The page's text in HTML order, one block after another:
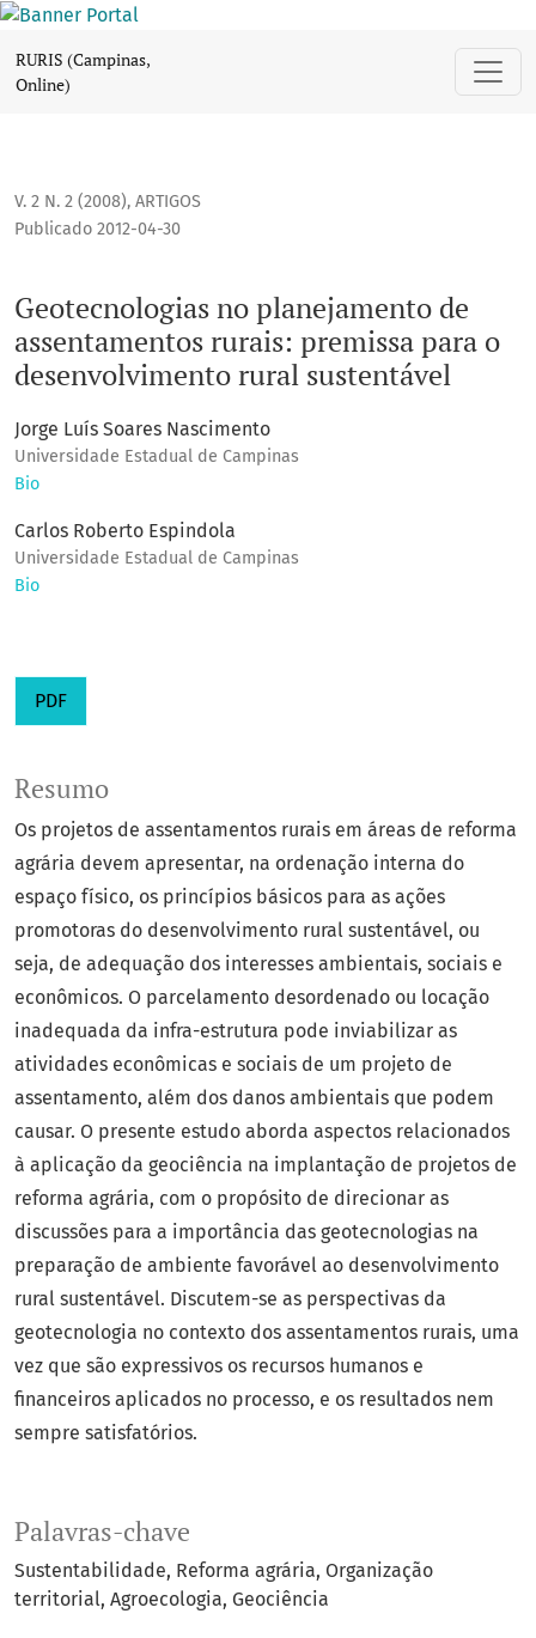
RURIS (Campinas,
Online)
V. 2 N. 2 (2008), ARTIGOS
Geotecnologias no planejamento de
assentamentos rurais: premissa para o
desenvolvimento rural sustentável
Publicado 2012-04-30
Jorge Luís Soares Nascimento
Universidade Estadual de Campinas
Bio
Carlos Roberto Espindola
Universidade Estadual de Campinas
Bio
PDF
Palavras-chave
Sustentabilidade Reforma agrária Organização
territorial Agroecologia Geociência
Resumo
Os projetos de assentamentos rurais em áreas de reforma
agrária devem apresentar, na ordenação interna do
espaço físico, os princípios básicos para as ações
promotoras do desenvolvimento rural sustentável, ou
seja, de adequação dos interesses ambientais, sociais e
econômicos. O parcelamento desordenado ou locação
inadequada da infra-estrutura pode inviabilizar as
atividades econômicas e sociais de um projeto de
assentamento, além dos danos ambientais que podem
causar. O presente estudo aborda aspectos relacionados
à aplicação da geociência na implantação de projetos de
reforma agrária, com o propósito de direcionar as
discussões para a importância das geotecnologias na
preparação de ambiente favorável ao desenvolvimento
rural sustentável. Discutem-se as perspectivas da
geotecnologia no contexto dos assentamentos rurais, uma
vez que são expressivos os recursos humanos e
financeiros aplicados no processo, e os resultados nem
sempre satisfatórios.